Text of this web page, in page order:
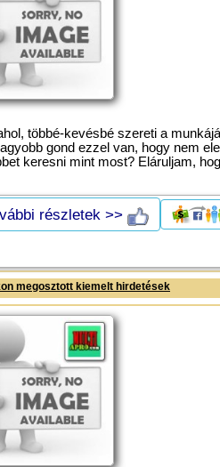
többé-kevésbé szereti a
gond ezzel van, hogy nem
keresni mint most? Eláruljam,
részletek >>
megosztott kiemelt hirdetések